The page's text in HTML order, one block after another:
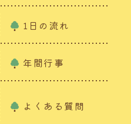
1日の流れ
年間行事
よくある質問